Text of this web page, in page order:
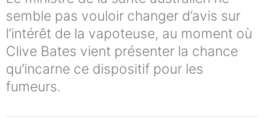
semble pas vouloir changer d’avis sur
l’intérêt de la vapoteuse, au moment où
Clive Bates vient présenter la chance
qu’incarne ce dispositif pour les
fumeurs.